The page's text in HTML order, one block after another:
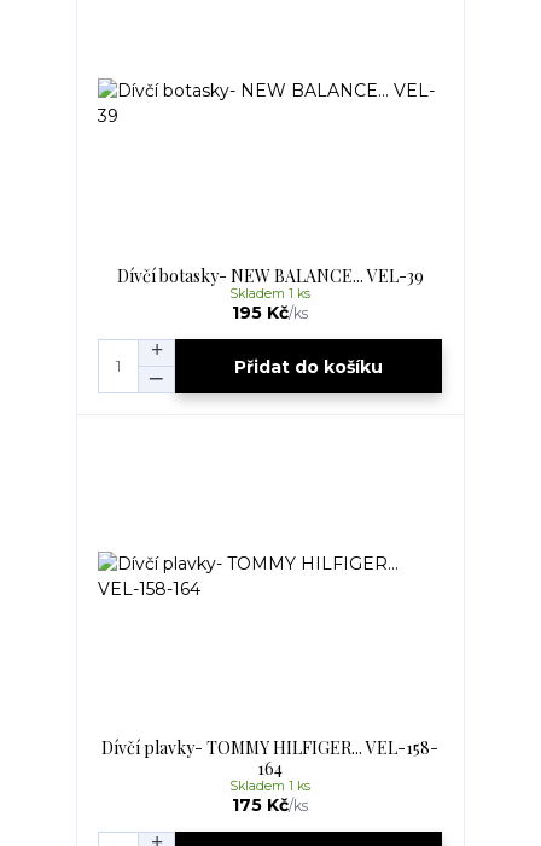
Dívčí botasky- NEW BALANCE... VEL-39
195 Kč/ks
Skladem 1 ks
Přidat do košíku
Dívčí plavky- TOMMY HILFIGER... VEL-158-
164
175 Kč/ks
Skladem 1 ks